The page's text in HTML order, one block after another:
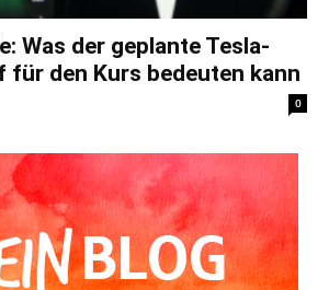
Was der geplante Tesla-
für den Kurs bedeuten kann
0